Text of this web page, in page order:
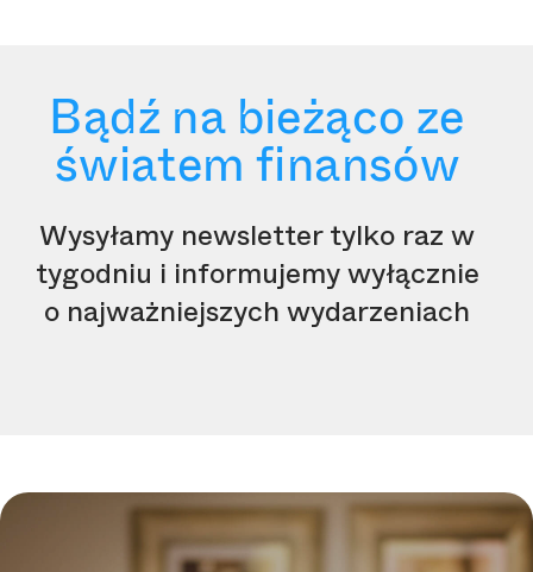
Bądź na bieżąco ze
światem finansów
Wysyłamy newsletter tylko raz w
tygodniu i informujemy wyłącznie
o najważniejszych wydarzeniach